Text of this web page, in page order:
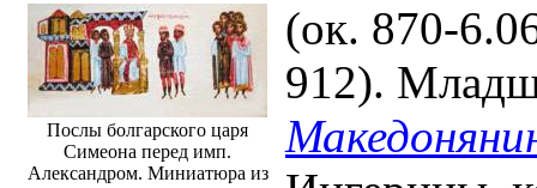
Послы болгарского царя
Симеона перед имп.
Александром. Миниатюра из
(ок. 870-
912).